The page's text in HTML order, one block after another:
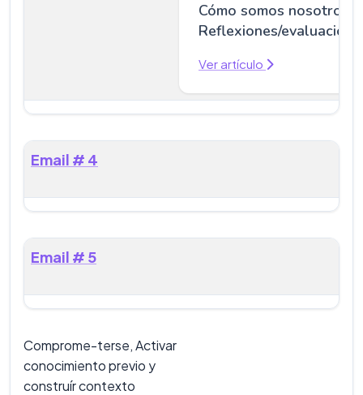
Cómo somos nosotros -
Reflexiones/
Ver artículo
Email # 4
Email # 5
Comprome-terse, Activar
conocimiento previo y
construír contexto